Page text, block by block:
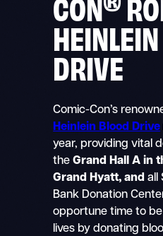
DRIVE
Comic-Con’s
Heinlein Blood Drive
year, providing vital
theGrand Hall A in
Grand Hyatt, and all
Bank Donation
opportune time to
lives by donating